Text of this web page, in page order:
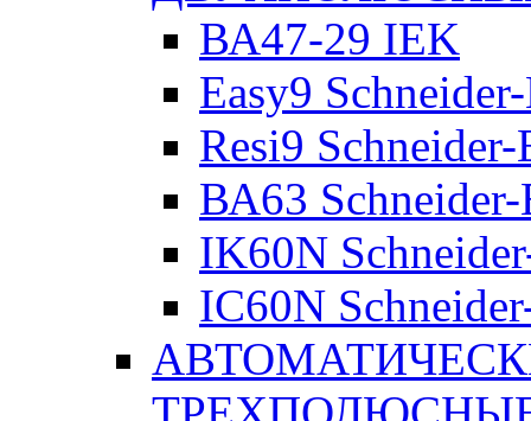
ВА47-29 IEK
Easy9
Resi9
ВА63
IK60N
IC60N